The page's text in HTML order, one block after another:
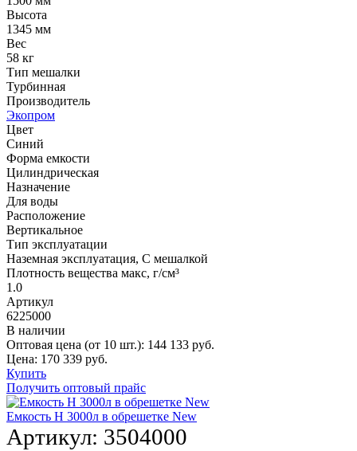
Высота
1345 мм
Вес
58 кг
Тип мешалки
Турбинная
Производитель
Экопром
Цвет
Синий
Форма емкости
Цилиндрическая
Назначение
Для воды
Расположение
Вертикальное
Тип эксплуатации
Наземная эксплуатация, С мешалкой
Плотность вещества макс, г/см³
1.0
Артикул
6225000
В наличии
Оптовая цена (от 10 шт.): 144 133 руб.
Цена: 170 339 руб.
Купить
Получить оптовый прайс
Емкость H 3000л в обрешетке New
Артикул: 3504000